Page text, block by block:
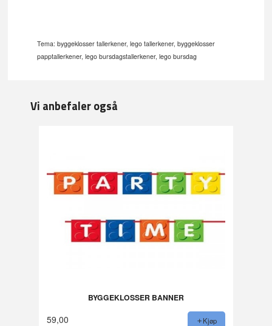
Tema: byggeklosser tallerkener, lego tallerkener, byggeklosser
papptallerkener, lego bursdagstallerkener, lego bursdag
Vi anbefaler også
BYGGEKLOSSER BANNER
59,00 Kjøp